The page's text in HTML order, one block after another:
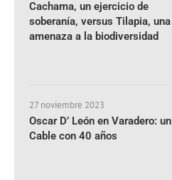
Cachama, un ejercicio de
soberanía, versus Tilapia, una
amenaza a la biodiversidad
27 noviembre 2023
Oscar D’ León en Varadero: un
Cable con 40 años